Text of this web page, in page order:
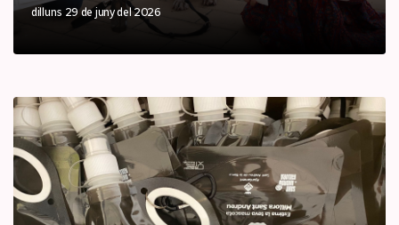
dilluns 29 de juny del 2026